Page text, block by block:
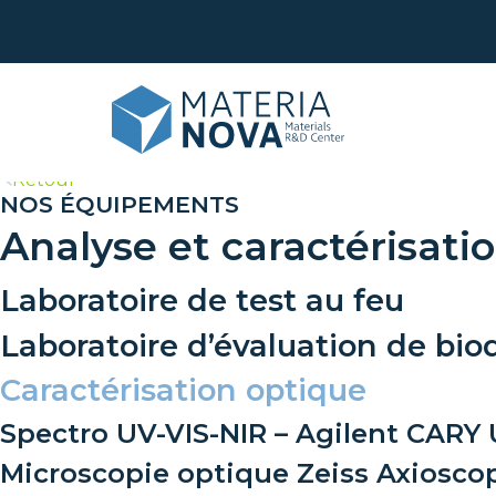
Retour
NOS ÉQUIPEMENTS
Analyse et
Laboratoire de test au feu
Laboratoire d’évaluation de
Caractérisation optique
Spectro UV-VIS-NIR – Agilent CARY
Microscopie optique Zeiss